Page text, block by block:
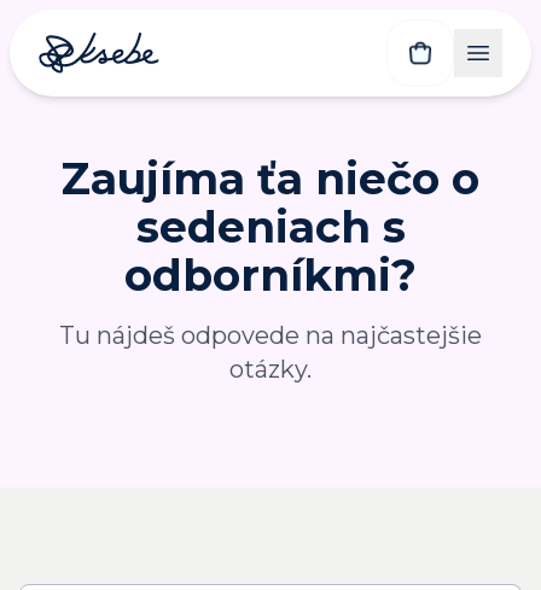
Zaujíma ťa niečo o
sedeniach s
odborníkmi?
Tu nájdeš odpovede na najčastejšie
otázky.